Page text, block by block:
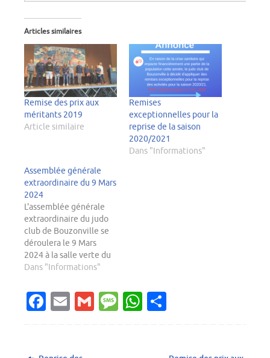
Articles similaires
Remise des prix aux
méritants 2019
Article similaire
Remises
exceptionnelles pour la
reprise de la saison
2020/2021
Dans "Informations"
Assemblée générale
extraordinaire du 9 Mars
2024
L'assemblée générale
extraordinaire du judo
club de Bouzonville se
déroulera le 9 Mars
2024 à la salle verte du
complexe sportif de
Dans "Informations"
Fa E G M W